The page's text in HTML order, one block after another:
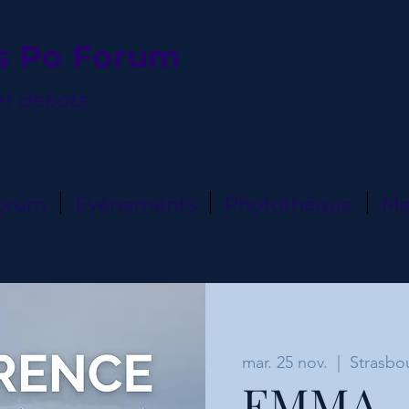
Événements Photothèque
Po Forum
débats
mar. 25 nov.
  |